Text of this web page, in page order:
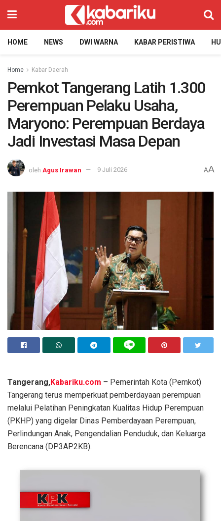
HOME NEWS DWI WARNA KABAR PERISTIWA
Home Kabar Daerah
Pemkot Tangerang Latih 1.300
Perempuan Pelaku Usaha,
Maryono: Perempuan Berdaya
Jadi Investasi Masa Depan
oleh Agus Irawan 9 Juli 2026 AA
Tangerang,Kabariku.com – Pemerintah Kota (Pemkot)
Tangerang terus memperkuat pemberdayaan perempuan
melalui Pelatihan Peningkatan Kualitas Hidup Perempuan
(PKHP) yang digelar Dinas Pemberdayaan Perempuan,
Perlindungan Anak, Pengendalian Penduduk, dan Keluarga
Berencana (DP3AP2KB).